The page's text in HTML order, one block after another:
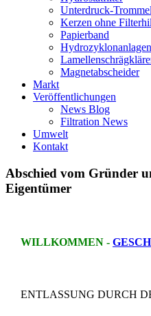
Unterdruck-
Kerzen ohne
Papierband
Hydrozyklonanlagen
Magnetabscheider
Markt
Veröffentlichungen
News Blog
Filtration News
Umwelt
Kontakt
Abschied vom Gründer
Eigentümer
WILLKOMMEN -
ENTLASSUNG DURCH